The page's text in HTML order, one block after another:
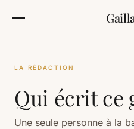
LA RÉDACTION
Qui écrit ce
Une seule personne à la